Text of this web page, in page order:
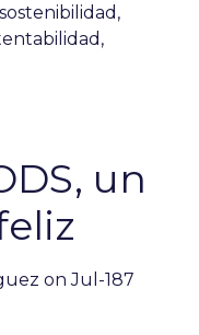
sostenibilidad ,
,
un
on Jul-187